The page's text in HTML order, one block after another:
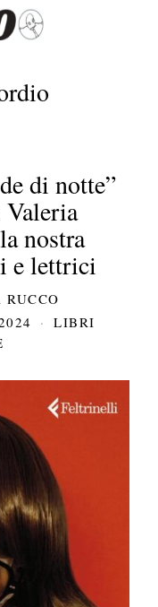
di notte”
nostra
e lettrici
RUCCO
LIBRI